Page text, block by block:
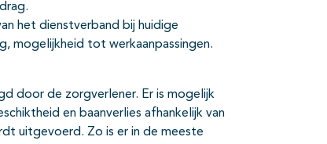
het dienstverband bij huidige
mogelijkheid tot werkaanpassingen.
door de zorgverlener. Er is mogelijk
en baanverlies afhankelijk van
uitgevoerd. Zo is er in de meeste